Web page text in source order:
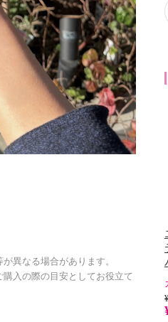
異なる場合があります。
入の際の目安としてお役立て